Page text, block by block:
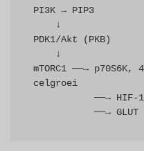
PI3K → PIP3
PDK1/Akt (PKB)
mTORC1 ──→
celgroei